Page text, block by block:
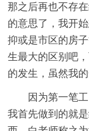
那之后再也不存
的意思了，我开
抑或是市区的房
生最大的区别吧
的发生，虽然我
因为第一笔
我首先做到的就